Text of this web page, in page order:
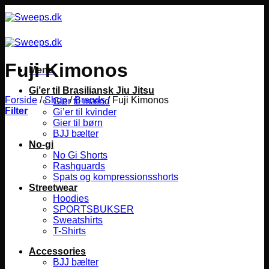
til
Menu
Gi’er til Brasiliansk Jiu Jitsu
Gier til mænd
Gi’er til kvinder
Gier til børn
BJJ bælter
No-gi
No Gi Shorts
Rashguards
Spats og kompressionsshorts
Streetwear
Hoodies
SPORTSBUKSER
Sweatshirts
T-Shirts
Accessories
BJJ bælter
Fuji Kimonos
Forside / Shop / Brands /Fuji Kimonos
Filter